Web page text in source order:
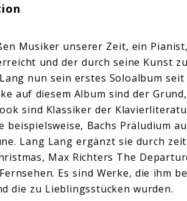
Musiker unserer Zeit, ein
und der durch seine Kunst
nun sein erstes Soloalbum
auf diesem Album sind der
sind Klassiker der
beispielsweise, Bachs Präludium
Lang Lang ergänzt sie durch
Max Richters The
Es sind Werke, die ihm
die zu Lieblingsstücken wurden.